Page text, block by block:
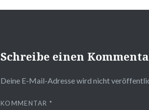
Schreibe einen
Deine E-Mail-Adresse wird nicht
KOMMENTAR*